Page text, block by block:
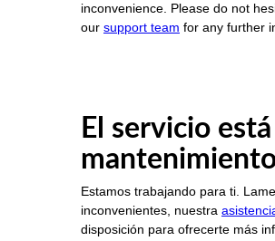
inconvenience. Please do not
our support team for any further
El servicio
Estamos trabajando para ti.
inconvenientes, nuestra
disposición para ofrecerte más